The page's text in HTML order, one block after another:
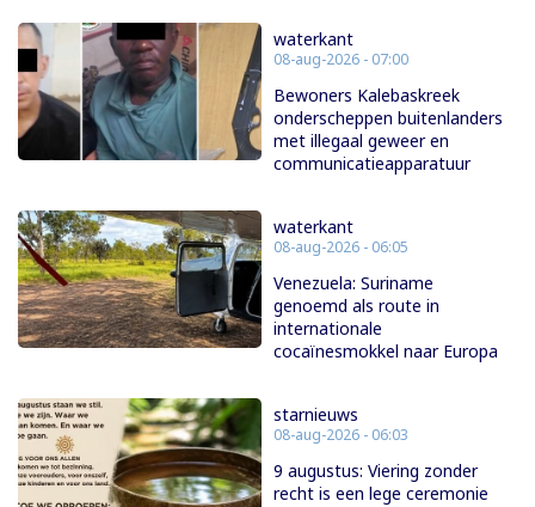
waterkant
08-aug-2026 - 07:00
Bewoners Kalebaskreek
onderscheppen buitenlanders
met illegaal geweer en
communicatieapparatuur
waterkant
08-aug-2026 - 06:05
Venezuela: Suriname
genoemd als route in
internationale
cocaïnesmokkel naar Europa
starnieuws
08-aug-2026 - 06:03
9 augustus: Viering zonder
recht is een lege ceremonie